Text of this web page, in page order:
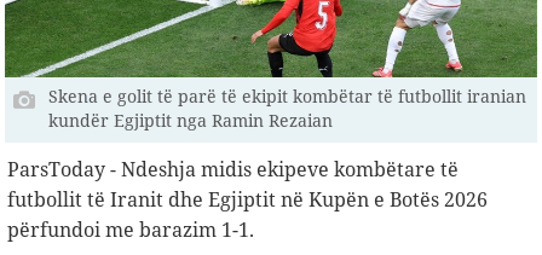
Skena e golit të parë të ekipit kombëtar të futbollit iranian
kundër Egjiptit nga Ramin Rezaian
ParsToday - Ndeshja midis ekipeve kombëtare të
futbollit të Iranit dhe Egjiptit në Kupën e Botës 2026
përfundoi me barazim 1-1.